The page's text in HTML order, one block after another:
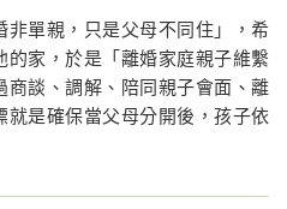
單親，只是父母不同住」，希
家，於是「離婚家庭親子維繫
商談、調解、陪同親子會面、離
是確保當父母分開後，孩子依